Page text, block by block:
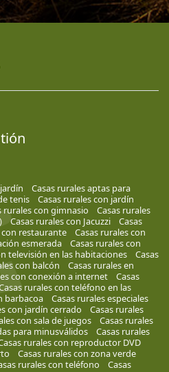
Casas rurales aptas para
tenis
Casas rurales con jardín
rurales con gimnasio
Casas rurales
Casas rurales con Jacuzzi
Casas
con restaurante
Casas rurales con
esmerada
Casas rurales con
televisión en las habitaciones
Casas
con balcón
Casas rurales en
con conexión a internet
Casas
rurales con teléfono en las
barbacoa
Casas rurales especiales
con jardín cerrado
Casas rurales
con sala de juegos
Casas rurales
para minusválidos
Casas rurales
rurales con reproductor DVD
Casas rurales con zona verde
rurales con teléfono
Casas